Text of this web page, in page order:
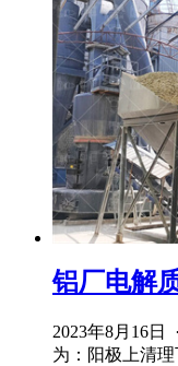
铝厂电解
2023年8月16日
为：阳极上清